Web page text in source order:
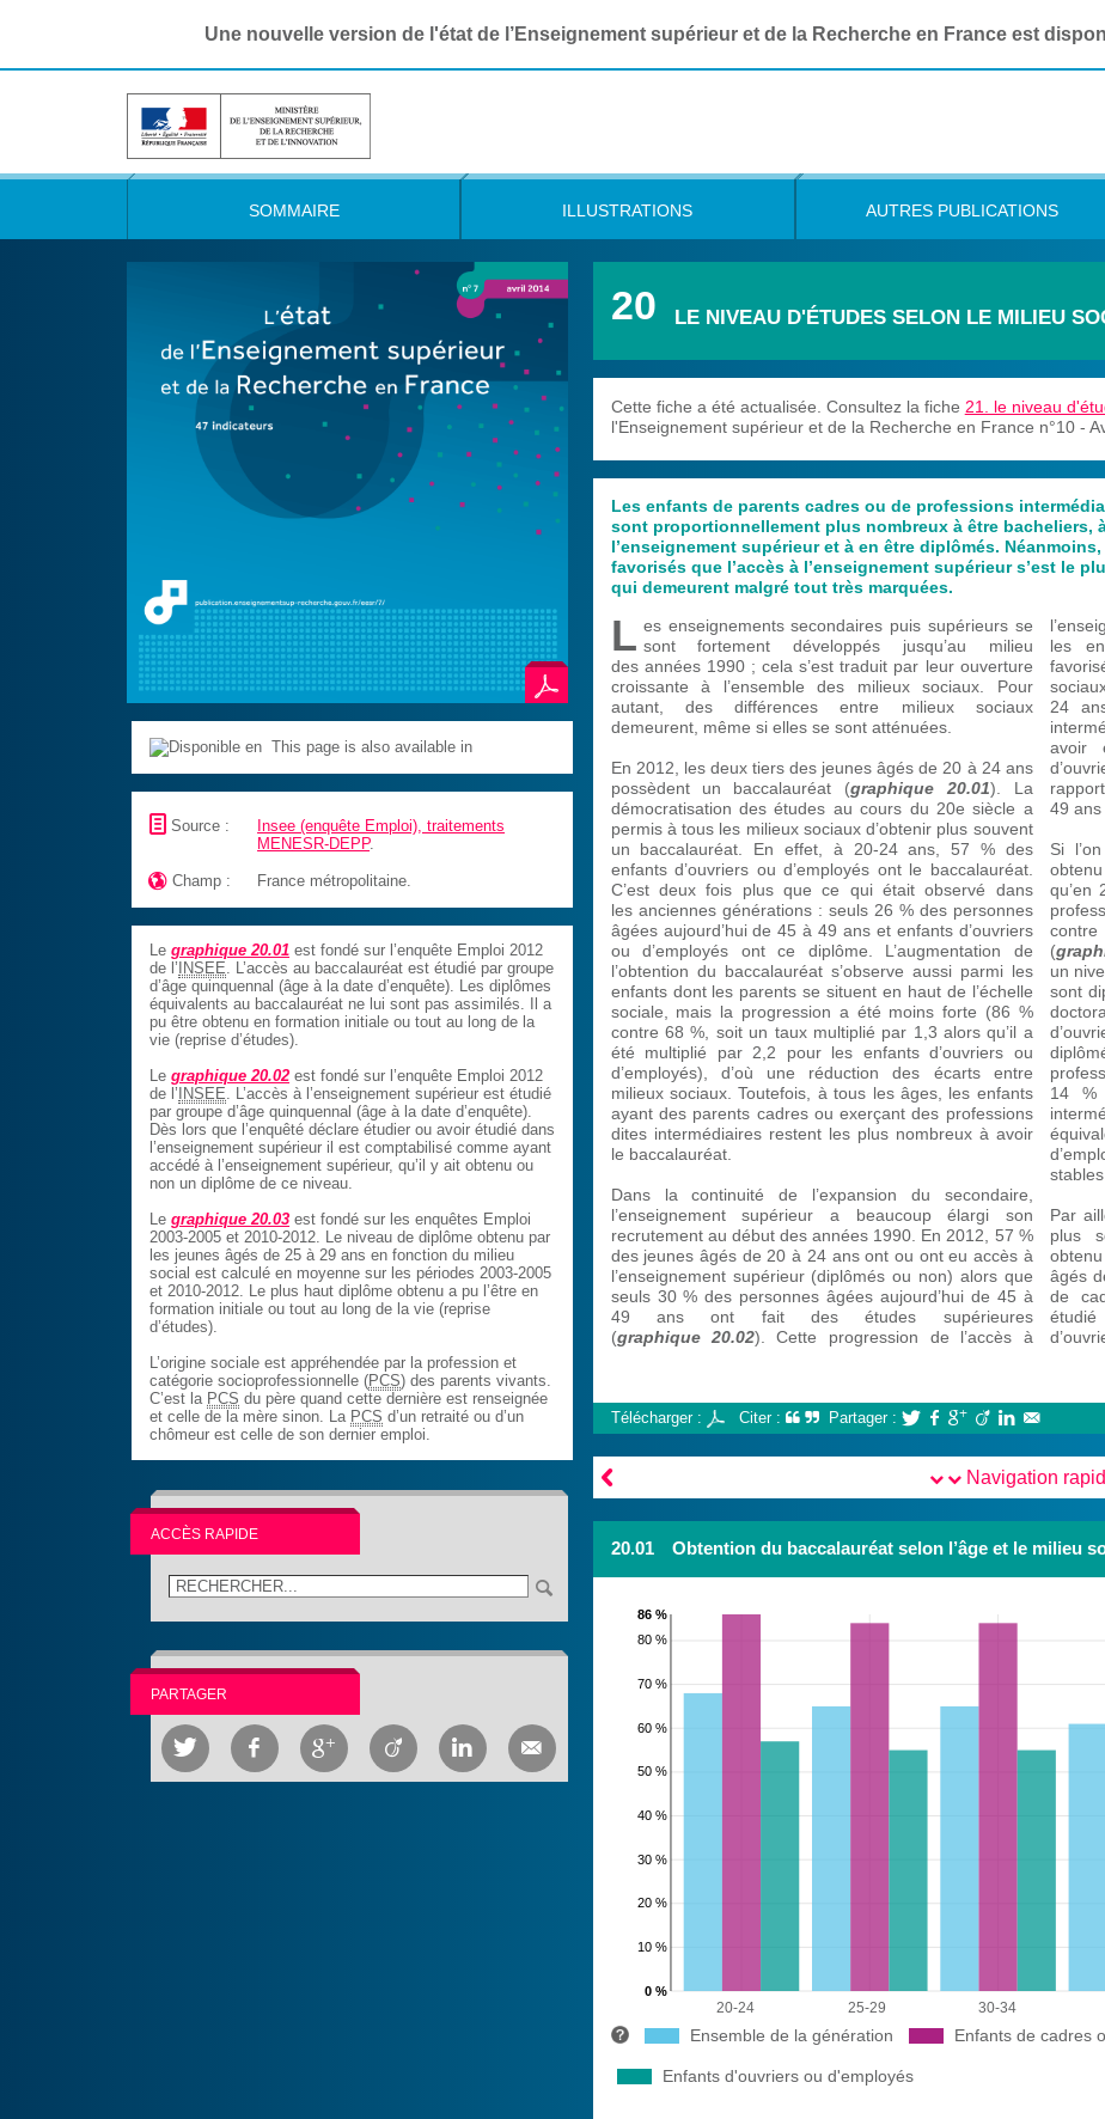
Une nouvelle version de l'état de l’Enseignement supérieur et de la Recherche en France est
SOMMAIRE ILLUSTRATIONS AUTRES PUBLICATIONS
This page is also available in
📄 Source :
Insee (enquête Emploi), traitements
MENESR-DEPP.
 Champ : France métropolitaine.
Legraphique 20.01 est fondé sur l’enquête Emploi 2012
de l’ INSEE. L’accès au baccalauréat est étudié par groupe
d’âge quinquennal (âge à la date d’enquête). Les diplômes
équivalents au baccalauréat ne lui sont pas assimilés. Il a
pu être obtenu en formation initiale ou tout au long de la
vie (reprise d’études).
Legraphique 20.02 est fondé sur l’enquête Emploi 2012
de l’ INSEE. L’accès à l’enseignement supérieur est étudié
par groupe d’âge quinquennal (âge à la date d’enquête).
Dès lors que l’enquêté déclare étudier ou avoir étudié dans
l’enseignement supérieur il est comptabilisé comme ayant
accédé à l’enseignement supérieur, qu’il y ait obtenu ou
non un diplôme de ce niveau.
Legraphique 20.03 est fondé sur les enquêtes Emploi
2003-2005 et 2010-2012. Le niveau de diplôme obtenu par
les jeunes âgés de 25 à 29 ans en fonction du milieu
social est calculé en moyenne sur les périodes 2003-2005
et 2010-2012. Le plus haut diplôme obtenu a pu l’être en
formation initiale ou tout au long de la vie (reprise
d’études).
L’origine sociale est appréhendée par la profession et
catégorie socioprofessionnelle (PCS) des parents vivants.
C’est la PCS du père quand cette dernière est renseignée
et celle de la mère sinon. La PCS d’un retraité ou d’un
chômeur est celle de son dernier emploi.
ACCÈS RAPIDE
PARTAGER
     
20 LE NIVEAU D'ÉTUDES SELON LE MILIEU
Cette fiche a été actualisée. Consultez la fiche 21. le niveau
l'Enseignement supérieur et de la Recherche en France n°10 -
Les enfants de parents cadres ou de professions
sont proportionnellement plus nombreux à être bacheliers,
l’enseignement supérieur et à en être diplômés.
favorisés que l’accès à l’enseignement supérieur s’est le
qui demeurent malgré tout très marquées.
L es enseignements secondaires puis supérieurs se
sont fortement développés jusqu’au milieu
des années 1990 ; cela s’est traduit par leur ouverture
croissante à l’ensemble des milieux sociaux. Pour
autant, des différences entre milieux sociaux
demeurent, même si elles se sont atténuées.
En 2012, les deux tiers des jeunes âgés de 20 à 24 ans
possèdent un baccalauréat (graphique 20.01). La
démocratisation des études au cours du 20e siècle a
permis à tous les milieux sociaux d’obtenir plus souvent
un baccalauréat. En effet, à 20-24 ans, 57 % des
enfants d’ouvriers ou d’employés ont le baccalauréat.
C’est deux fois plus que ce qui était observé dans
les anciennes générations : seuls 26 % des personnes
âgées aujourd’hui de 45 à 49 ans et enfants d’ouvriers
ou d’employés ont ce diplôme. L’augmentation de
l’obtention du baccalauréat s’observe aussi parmi les
enfants dont les parents se situent en haut de l’échelle
sociale, mais la progression a été moins forte (86 %
contre 68 %, soit un taux multiplié par 1,3 alors qu’il a
été multiplié par 2,2 pour les enfants d’ouvriers ou
d’employés), d’où une réduction des écarts entre
milieux sociaux. Toutefois, à tous les âges, les enfants
ayant des parents cadres ou exerçant des professions
dites intermédiaires restent les plus nombreux à avoir
le baccalauréat.
Dans la continuité de l’expansion du secondaire,
l’enseignement supérieur a beaucoup élargi son
recrutement au début des années 1990. En 2012, 57 %
des jeunes âgés de 20 à 24 ans ont ou ont eu accès à
l’enseignement supérieur (diplômés ou non) alors que
seuls 30 % des personnes âgées aujourd’hui de 45 à
49 ans ont fait des études supérieures
(graphique 20.02). Cette progression de l’accès à
les
24
avoir
49 ans
Si
qu’en
(
un
sont
14 %
Par
plus
âgés
de
Télécharger : Citer : Partager :      
 Navigation
20.01 Obtention du baccalauréat selon l’âge et le milieu
10 %
20 %
30 %
40 %
50 %
60 %
70 %
80 %
0 %
86 %
20-24 25-29 30-34
Ensemble de la génération Enfants de cadres
Enfants d'ouvriers ou d'employés